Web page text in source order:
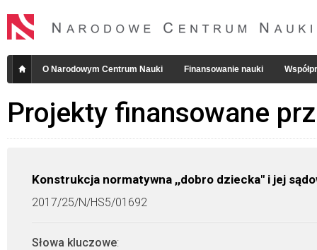
O Narodowym Centrum Nauki Finansowanie nauki
Projekty finansowane
Konstrukcja normatywna ,,dobro dziecka" i jej
2017/25/N/HS5/01692
Słowa kluczowe: